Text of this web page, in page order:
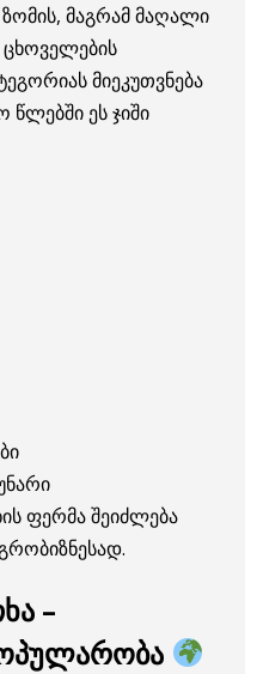
მაგრამ მაღალი
მიეკუთვნება
წლებში ეს ჯიში
ფერმა შეიძლება
–